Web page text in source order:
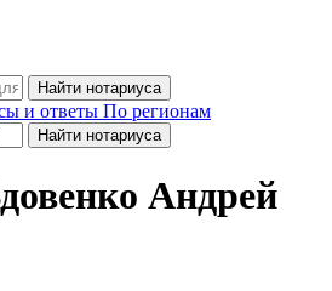
и ответы По регионам
Андрей